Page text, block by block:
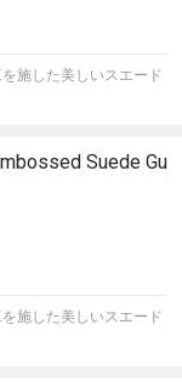
施した美しいスエード
Suede Gu
施した美しいスエード